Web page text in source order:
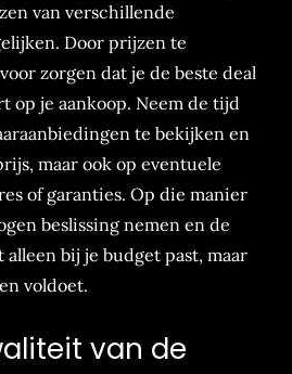
van verschillende
Door prijzen te
zorgen dat je de beste deal
op je aankoop. Neem de tijd
te bekijken en
maar ook op eventuele
of garanties. Op die manier
beslissing nemen en de
bij je budget past, maar
voldoet.
van de